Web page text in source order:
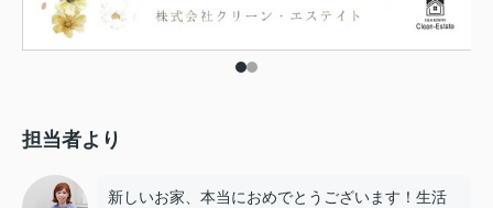
担当者より
新しいお家、本当におめでとうございます！生活